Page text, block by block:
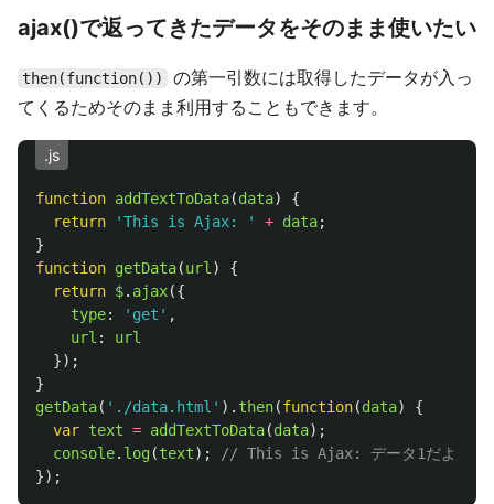
ajax()で返ってきたデータをそのまま使いたい
then(function())
の第一引数には取得したデータが入っ
てくるためそのまま利用することもできます。
.js
function addTextToData(data)
{
return
'This is Ajax: ' + data;
}
function getData(url )
{
return $. ajax({
type: ' get ' ,
url :
url
});
}
getData( ' ./data.html ' ). then(function(data)
{
var text = addTextToData(data);
console. log(text);
// This is Ajax: データ1だよ
});